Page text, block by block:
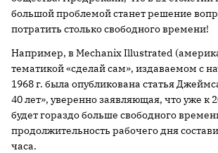
большой проблемой станет решение
потратить столько свободного времени!
Например, в Mechanix Illustrated
тематикой «сделай сам», издаваемом с
1968 г. была опубликована статья
40 лет», уверенно заявляющая, что уже к
будет гораздо больше свободного
продолжительность рабочего дня
часа.